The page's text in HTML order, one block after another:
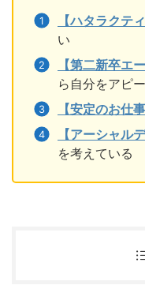
【ハタラクティ
い
【第二新卒エ
ら自分をアピ
【安定のお仕事
【アーシャル
を考えている